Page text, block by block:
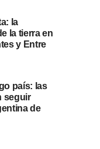
la
la tierra en
y Entre
país: las
seguir
de